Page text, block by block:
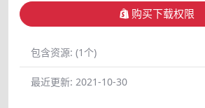
购买下载权限
包含资源: (1个)
最近更新: 2021-10-30